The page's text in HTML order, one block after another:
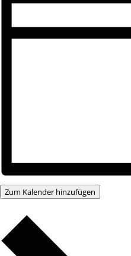
Zum Kalender hinzufügen